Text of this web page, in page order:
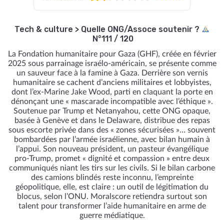
Tech & culture > Quelle ONG/Assoce soutenir ?
N°111 / 120
La Fondation humanitaire pour Gaza (GHF), créée en février
2025 sous parrainage israélo-américain, se présente comme
un sauveur face à la famine à Gaza. Derrière son vernis
humanitaire se cachent d’anciens militaires et lobbyistes,
dont l’ex-Marine Jake Wood, parti en claquant la porte en
dénonçant une « mascarade incompatible avec l’éthique ».
Soutenue par Trump et Netanyahou, cette ONG opaque,
basée à Genève et dans le Delaware, distribue des repas
sous escorte privée dans des « zones sécurisées »… souvent
bombardées par l’armée israélienne, avec bilan humain à
l’appui. Son nouveau président, un pasteur évangélique
pro-Trump, promet « dignité et compassion » entre deux
communiqués niant les tirs sur les civils. Si le bilan carbone
des camions blindés reste inconnu, l’empreinte
géopolitique, elle, est claire : un outil de légitimation du
blocus, selon l’ONU. Moralscore retiendra surtout son
talent pour transformer l’aide humanitaire en arme de
guerre médiatique.